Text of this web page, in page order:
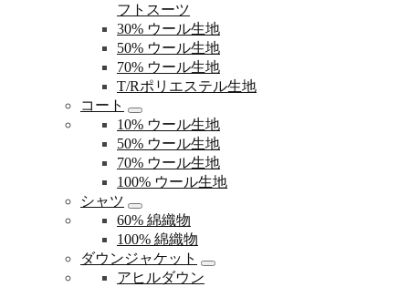
フトスーツ
30% ウール生地
50% ウール生地
70% ウール生地
T/Rポリエステル生地
コート
10% ウール生地
50% ウール生地
70% ウール生地
100% ウール生地
シャツ
60% 綿織物
100% 綿織物
ダウンジャケット
アヒルダウン